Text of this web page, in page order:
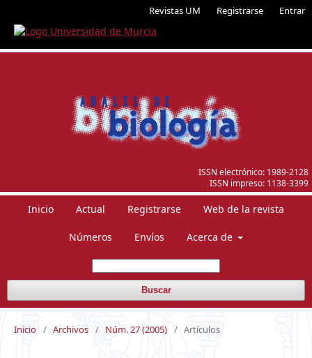
Revistas UM Registrarse Entrar
ISSN electrónico: 1989-2128
ISSN impreso: 1138-3399
Inicio Actual Registrarse Web de la revista
Números Envíos Acerca de
Buscar
Inicio / Archivos / Núm. 27 (2005) / Artículos